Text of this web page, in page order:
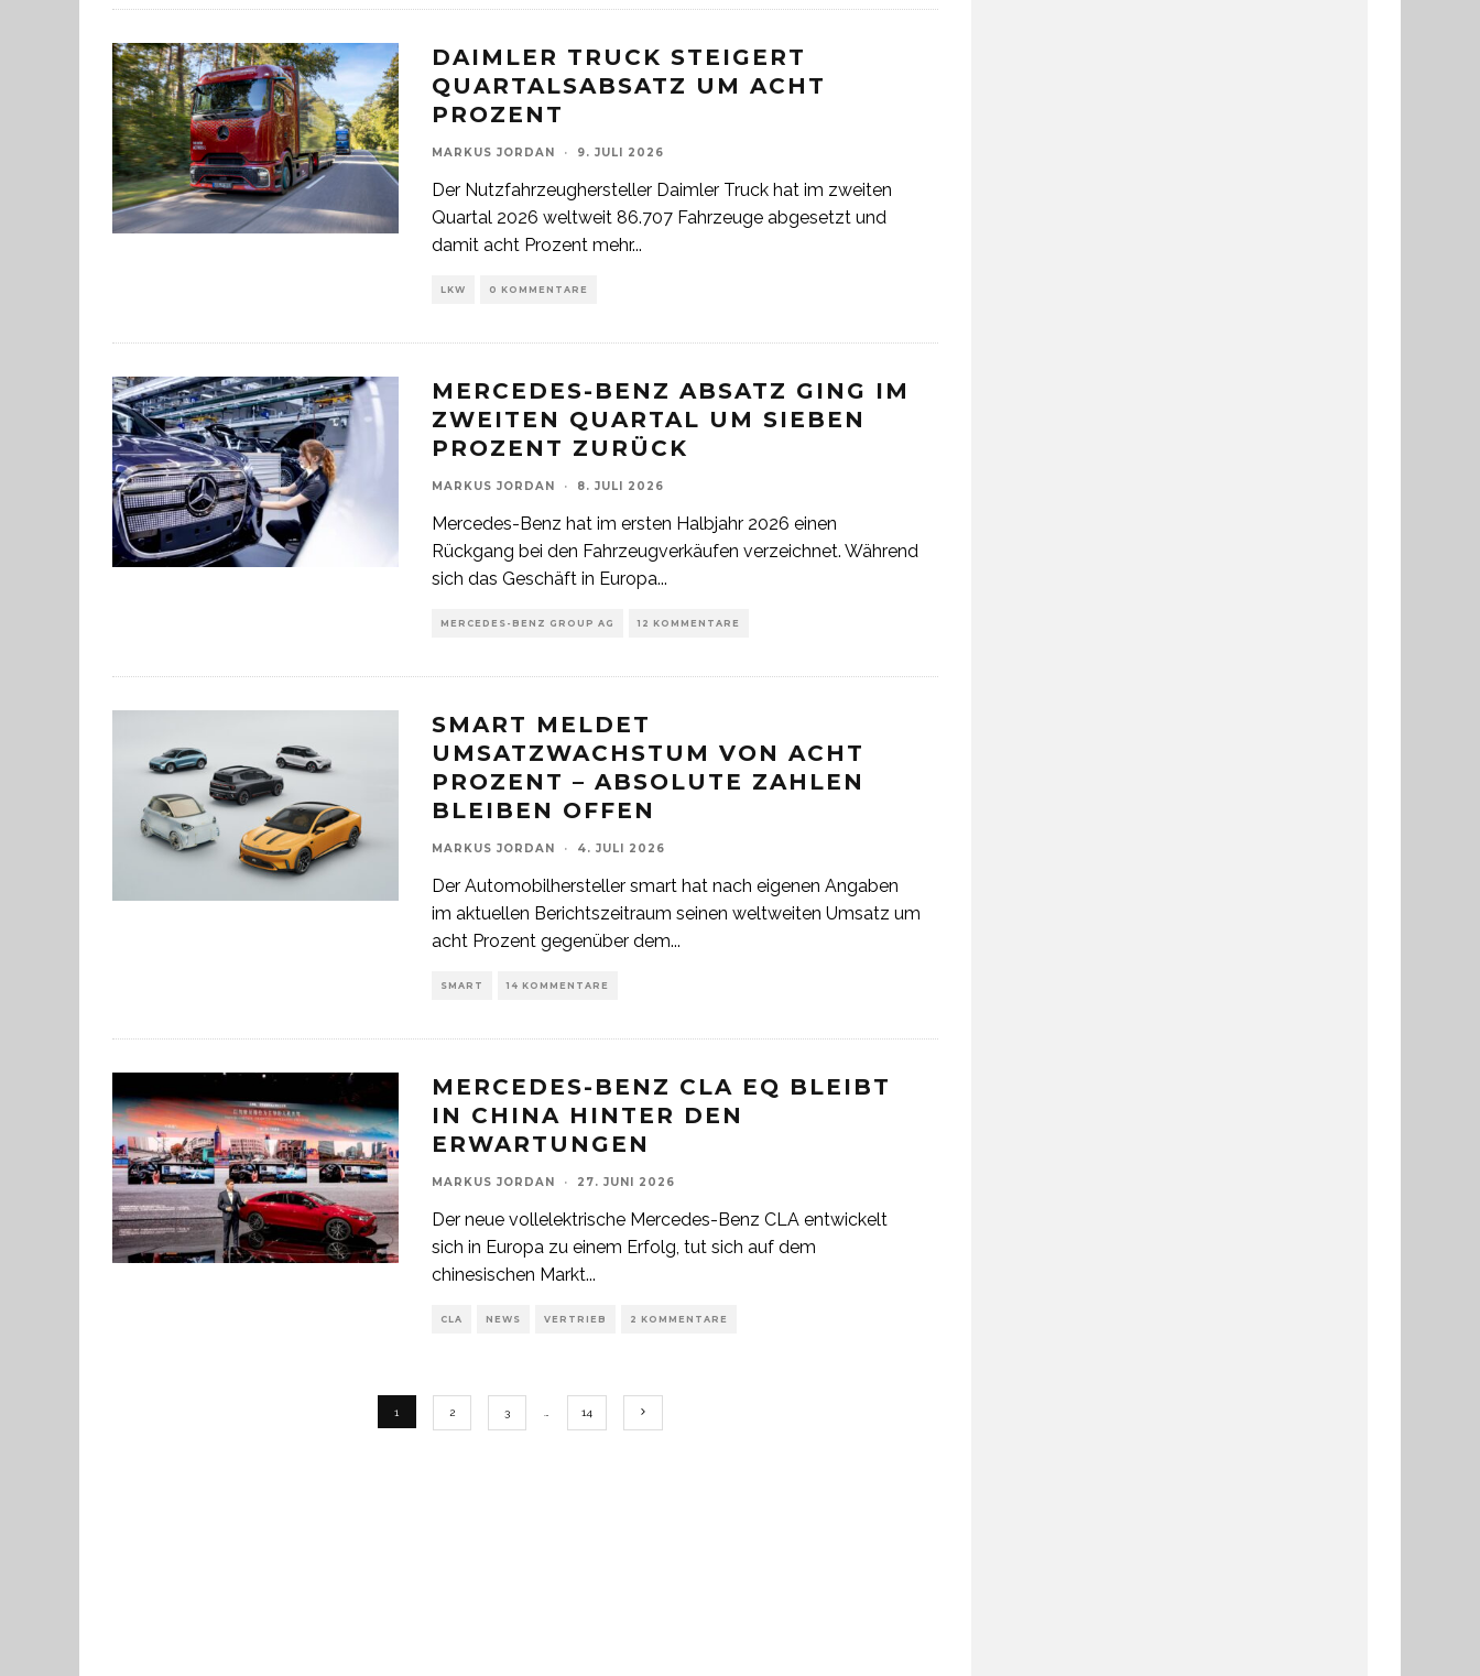
DAIMLER TRUCK STEIGERT
QUARTALSABSATZ UM ACHT
PROZENT
MARKUS JORDAN · 9. JULI 2026
Der Nutzfahrzeughersteller Daimler Truck hat im zweiten
Quartal 2026 weltweit 86.707 Fahrzeuge abgesetzt und
damit acht Prozent mehr...
LKW 0 KOMMENTARE
MERCEDES-BENZ ABSATZ GING IM
ZWEITEN QUARTAL UM SIEBEN
PROZENT ZURÜCK
MARKUS JORDAN · 8. JULI 2026
Mercedes-Benz hat im ersten Halbjahr 2026 einen
Rückgang bei den Fahrzeugverkäufen verzeichnet. Während
sich das Geschäft in Europa...
MERCEDES-BENZ GROUP AG 12 KOMMENTARE
SMART MELDET
UMSATZWACHSTUM VON ACHT
PROZENT – ABSOLUTE ZAHLEN
BLEIBEN OFFEN
MARKUS JORDAN · 4. JULI 2026
Der Automobilhersteller smart hat nach eigenen Angaben
im aktuellen Berichtszeitraum seinen weltweiten Umsatz um
acht Prozent gegenüber dem...
SMART 14 KOMMENTARE
MERCEDES-BENZ CLA EQ BLEIBT
IN CHINA HINTER DEN
ERWARTUNGEN
MARKUS JORDAN · 27. JUNI 2026
Der neue vollelektrische Mercedes-Benz CLA entwickelt
sich in Europa zu einem Erfolg, tut sich auf dem
chinesischen Markt...
CLA NEWS VERTRIEB 2 KOMMENTARE
1 2 3 14